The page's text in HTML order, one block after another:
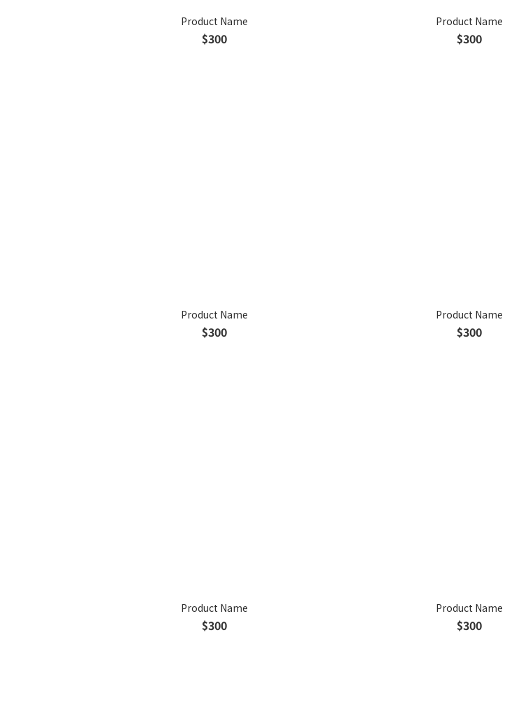
Product Name
$300
Product Name
$300
Product Name
$300
Product Name
$300
Product Name
$300
Product Name
$300